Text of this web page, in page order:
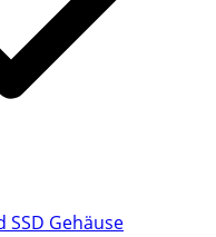
SSD Gehäuse